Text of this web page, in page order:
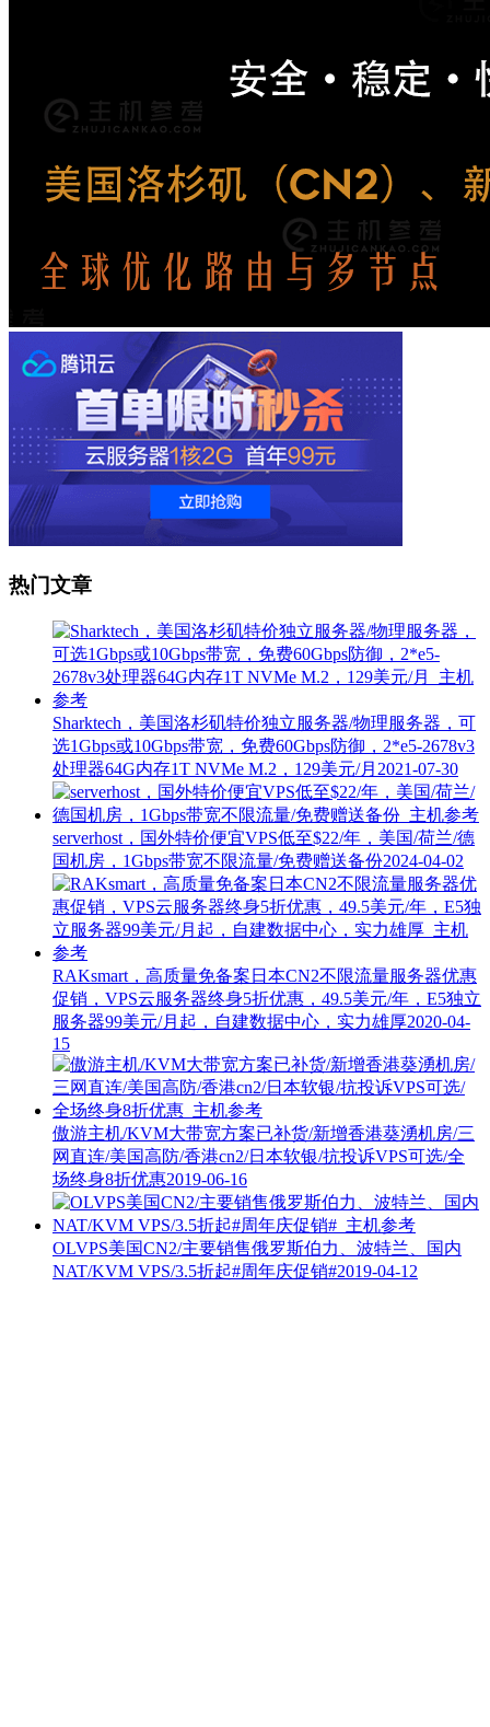
热门文章
Sharktech，美国洛杉矶特价独立服务器/物理服务器，可
选1Gbps或10Gbps带宽，免费60Gbps防御，2*e5-2678v3
处理器64G内存1T NVMe M.2，129美元/月 2021-07-30
serverhost，国外特价便宜VPS低至$22/年，美国/荷兰/德
国机房，1Gbps带宽不限流量/免费赠送备份2024-04-02
RAKsmart，高质量免备案日本CN2不限流量服务器优惠
促销，VPS云服务器终身5折优惠，49.5美元/年，E5独立
服务器99美元/月起，自建数据中心，实力雄厚2020-04-
15
傲游主机/KVM大带宽方案已补货/新增香港葵湧机房/三
网直连/美国高防/香港cn2/日本软银/抗投诉VPS可选/全
场终身8折优惠2019-06-16
OLVPS美国CN2/主要销售俄罗斯伯力、波特兰、国内
NAT/KVM VPS/3.5折起#周年庆促销#2019-04-12